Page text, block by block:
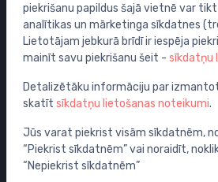
Kategorijas
Izpārdošana
Maisītāji
Izlietnes
Tualetes podi
Vannas
Dušas
piekrišanu papildus šajā vietnē var
analītikas un mārketinga sīkdatnes
Lietotājam jebkurā brīdī ir iespēja
mainīt savu piekrišanu šeit - sīkdatņu
Detalizētāku informāciju par
skatīt sīkdatņu lietošanas noteikumi.
Jūs varat piekrist visām sīkdatnēm,
“Piekrist sīkdatnēm” vai noraidīt,
“Nepiekrist sīkdatnēm”